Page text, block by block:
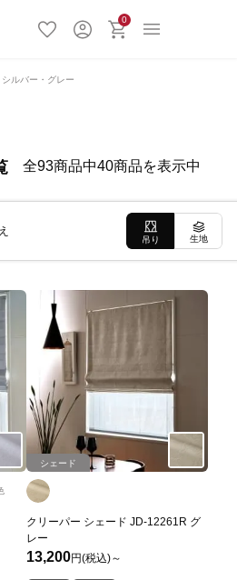
0
シルバー・グレー
全93商品中40商品を表示中
吊り 生地
シェード
クリーパー シェード JD-12261R グ
レー
13,200円(税込)～